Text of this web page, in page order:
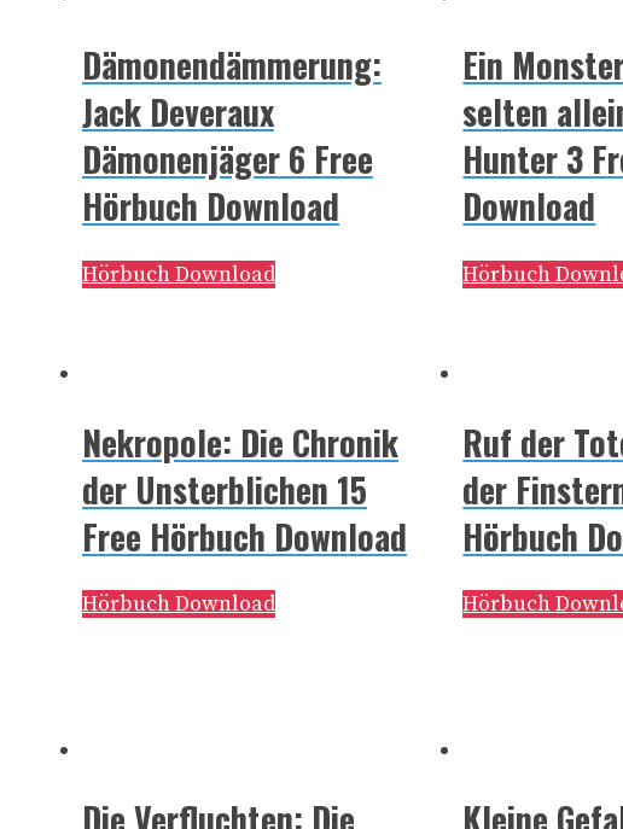
Dämonendämmerung:
Jack Deveraux
Dämonenjäger 6 Free
Hörbuch Download
Hörbuch Download
Ein
selten
Hunter 3
Download
Hörbuch
Nekropole: Die Chronik
der Unsterblichen 15
Free Hörbuch Download
Hörbuch Download
Ruf der
der
Hörbuch
Hörbuch
Die Verfluchten: Die Kleine